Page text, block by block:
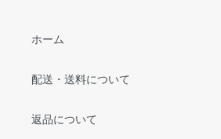
ホーム
配送・送料について
返品について